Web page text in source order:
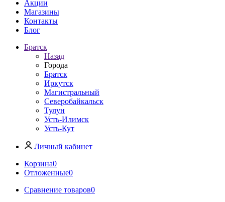
Акции
Магазины
Контакты
Блог
Братск
Назад
Города
Братск
Иркутск
Магистральный
Северобайкальск
Тулун
Усть-Илимск
Усть-Кут
Личный кабинет
Корзина0
Отложенные0
Сравнение товаров0